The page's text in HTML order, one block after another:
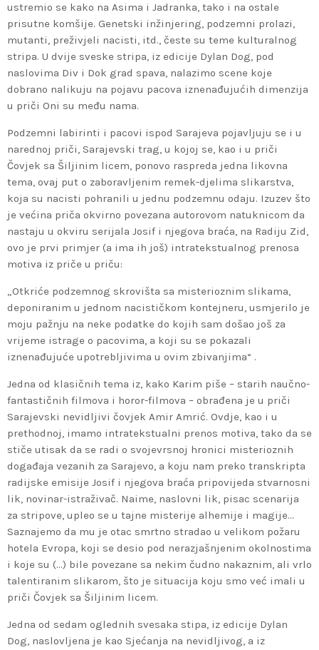
ustremio se kako na Asima i Jadranka, tako i na ostale
prisutne komšije. Genetski inžinjering, podzemni prolazi,
mutanti, preživjeli nacisti, itd., česte su teme kulturalnog
stripa. U dvije sveske stripa, iz edicije Dylan Dog, pod
naslovima Div i Dok grad spava, nalazimo scene koje
dobrano nalikuju na pojavu pacova iznenađujućih dimenzija
u priči Oni su među nama.
Podzemni labirinti i pacovi ispod Sarajeva pojavljuju se i u
narednoj priči, Sarajevski trag, u kojoj se, kao i u priči
Čovjek sa Šiljinim licem, ponovo raspreda jedna likovna
tema, ovaj put o zaboravljenim remek-djelima slikarstva,
koja su nacisti pohranili u jednu podzemnu odaju. Izuzev što
je većina priča okvirno povezana autorovom natuknicom da
nastaju u okviru serijala Josif i njegova braća, na Radiju Zid,
ovo je prvi primjer (a ima ih još) intratekstualnog prenosa
motiva iz priče u priču:
„Otkriće podzemnog skrovišta sa misterioznim slikama,
deponiranim u jednom nacističkom kontejneru, usmjerilo je
moju pažnju na neke podatke do kojih sam došao još za
vrijeme istrage o pacovima, a koji su se pokazali
iznenađujuće upotrebljivima u ovim zbivanjima“ .
Jedna od klasičnih tema iz, kako Karim piše – starih naučno-
fantastičnih filmova i horor-filmova – obrađena je u priči
Sarajevski nevidljivi čovjek Amir Amrić. Ovdje, kao i u
prethodnoj, imamo intratekstualni prenos motiva, tako da se
stiče utisak da se radi o svojevrsnoj hronici misterioznih
događaja vezanih za Sarajevo, a koju nam preko transkripta
radijske emisije Josif i njegova braća pripovijeda stvarnosni
lik, novinar-istraživač. Naime, naslovni lik, pisac scenarija
za stripove, upleo se u tajne misterije alhemije i magije…
Saznajemo da mu je otac smrtno stradao u velikom požaru
hotela Evropa, koji se desio pod nerazjašnjenim okolnostima
i koje su (…) bile povezane sa nekim čudno nakaznim, ali vrlo
talentiranim slikarom, što je situacija koju smo već imali u
priči Čovjek sa Šiljinim licem.
Jedna od sedam oglednih svesaka stipa, iz edicije Dylan
Dog, naslovljena je kao Sjećanja na nevidljivog, a iz